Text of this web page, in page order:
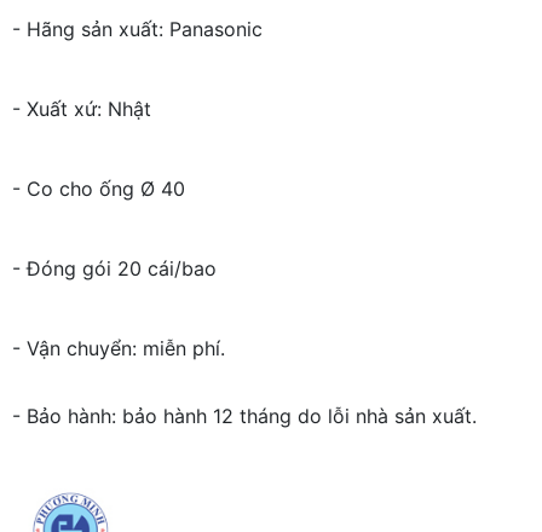
- Hãng sản xuất: Panasonic
- Xuất xứ: Nhật
- Co cho ống Ø 40
- Đóng gói 20 cái/bao
- Vận chuyển: miễn phí.
- Bảo hành: bảo hành 12 tháng do lỗi nhà sản xuất.